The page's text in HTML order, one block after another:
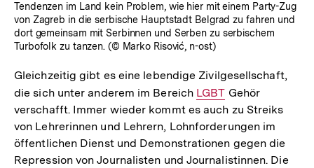
Tendenzen im Land kein Problem, wie hier mit einem Party-Zug
von Zagreb in die serbische Hauptstadt Belgrad zu fahren und
dort gemeinsam mit Serbinnen und Serben zu serbischem
Turbofolk zu tanzen. (© Marko Risović, n-ost)
Gleichzeitig gibt es eine lebendige Zivilgesellschaft,
die sich unter anderem im Bereich Interner
Link:
LGBT Gehör
verschafft. Immer wieder kommt es auch zu Streiks
von Lehrerinnen und Lehrern, Lohnforderungen im
öffentlichen Dienst und Demonstrationen gegen die
Repression von Journalisten und Journalistinnen. Die